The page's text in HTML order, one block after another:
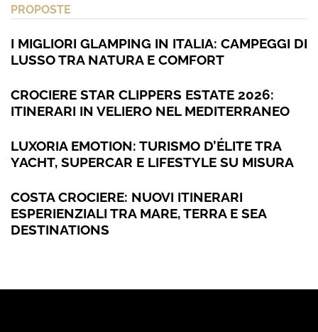
PROPOSTE
I MIGLIORI GLAMPING IN ITALIA: CAMPEGGI DI
LUSSO TRA NATURA E COMFORT
CROCIERE STAR CLIPPERS ESTATE 2026:
ITINERARI IN VELIERO NEL MEDITERRANEO
LUXORIA EMOTION: TURISMO D’ÉLITE TRA
YACHT, SUPERCAR E LIFESTYLE SU MISURA
COSTA CROCIERE: NUOVI ITINERARI
ESPERIENZIALI TRA MARE, TERRA E SEA
DESTINATIONS